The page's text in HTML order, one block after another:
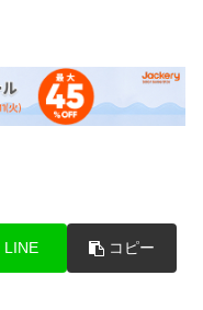
LINE コピー